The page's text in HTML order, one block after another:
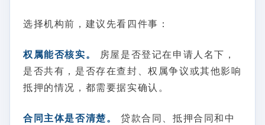
选择机构前，建议先看四件事：
权属能否核实。
房屋是否登记在申请人名下，
是否共有，是否存在查封、权属争议或其他影响
抵押的情况，都需要据实确认。
合同主体是否清楚。
贷款合同、抵押合同和中